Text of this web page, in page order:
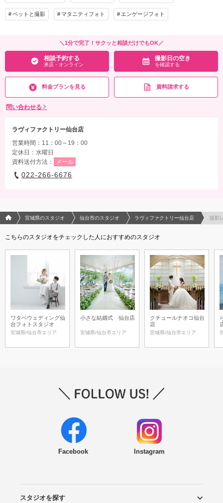
ペットと撮影 マタニティフォト エンゲージフォト
＼1分で完了！サクッと相談だけでもOK／
相談予約する
来店・オンライン
撮影日の空き
を確認する
料金プランを見る 資料請求する
問い合わせる
ラヴィファクトリー仙台店
営業時間：11：00～19：00
定休日：水曜日
資料送付方法：
メール
022-266-6676
フォトウエディング/結婚写真のPhotorait ホーム
宮城県のスタジオ 仙台市のスタジオ ラヴィファクトリー仙台店 撮影
こちらのスタジオをチェックした人におすすめのスタジオ
ワタベウェディング仙
台フォトスタジオ
宮城県/仙台市エリア
小さな結婚式 仙台店
宮城県/仙台市エリア
クチュールナオコ仙台
店
宮城県/仙台市エリア
Facebook Instagram
スタジオを探す